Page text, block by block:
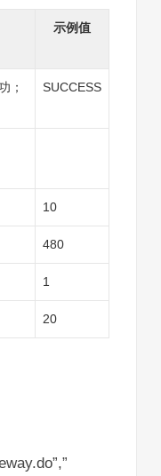
示例值
；
SUCCESS
10
480
1
20